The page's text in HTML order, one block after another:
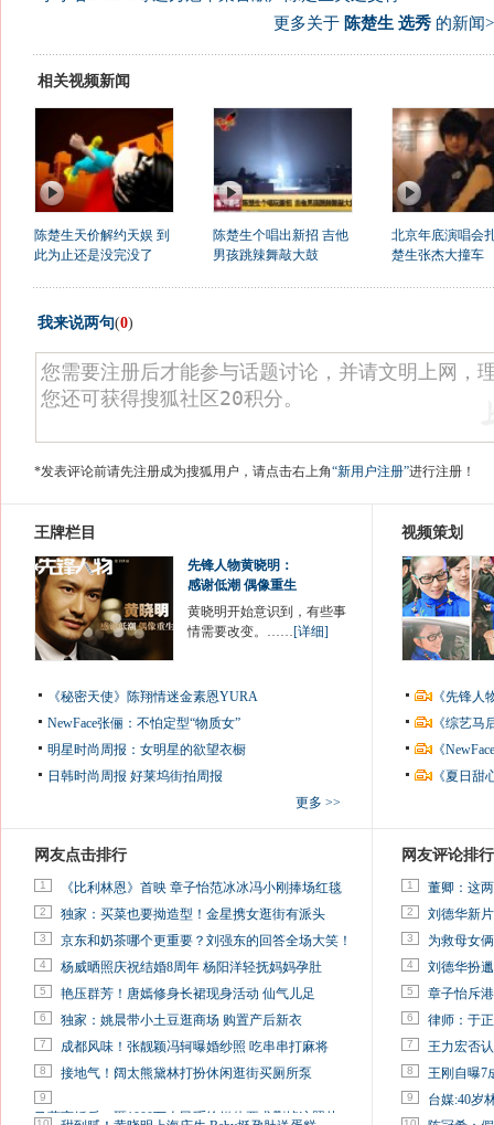
更多关于 陈楚生 选秀的新闻
相关视频新闻
陈楚生天价解约天娱 到
此为止还是没完没了
陈楚生个唱出新招 吉他
男孩跳辣舞敲大鼓
北京年底演唱会
楚生张杰大撞车
我来说两句(0)
*发表评论前请先注册成为搜狐用户，请点击右上角“新用户注册”进行注册！
王牌栏目
先锋人物黄晓明：
感谢低潮 偶像重生
黄晓明开始意识到，有些事
情需要改变。……[详细]
《秘密天使》陈翔情迷金素恩YURA
NewFace张俪：不怕定型“物质女”
明星时尚周报：女明星的欲望衣橱
日韩时尚周报 好莱坞街拍周报
更多 >>
视频策划
《先锋
《综艺
《
《夏日
网友点击排行
1 《比利林恩》首映 章子怡范冰冰冯小刚捧场红毯
2 独家：买菜也要拗造型！金星携女逛街有派头
3 京东和奶茶哪个更重要？刘强东的回答全场大笑！
4 杨威晒照庆祝结婚8周年 杨阳洋轻抚妈妈孕肚
5 艳压群芳！唐嫣修身长裙现身活动 仙气儿足
6 独家：姚晨带小土豆逛商场 购置产后新衣
7 成都风味！张靓颖冯轲曝婚纱照 吃串串打麻将
8 接地气！阔太熊黛林打扮休闲逛街买厕所泵
9
马蓉离婚后，砸1000万人民币给媒体要求删掉这照片
网友评论排行
1 董卿：这
2 刘德华新
3 为救母女
4 刘德华扮
5 章子怡斥
6 律师：于
7 王力宏否
8 王刚自曝7
9 台媒:40岁